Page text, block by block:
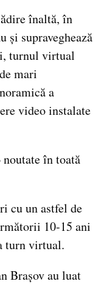
înaltă, în
și supraveghează
turnul virtual
mari
a
video instalate
în toată
cu un astfel de
10-15 ani
turn virtual.
Brașov au luat